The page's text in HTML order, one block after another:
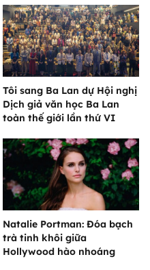
Tôi sang Ba Lan dự Hội nghị
Dịch giả văn học Ba Lan
toàn thế giới lần thứ VI
Natalie Portman: Đóa bạch
trà tinh khôi giữa
Hollywood hào nhoáng